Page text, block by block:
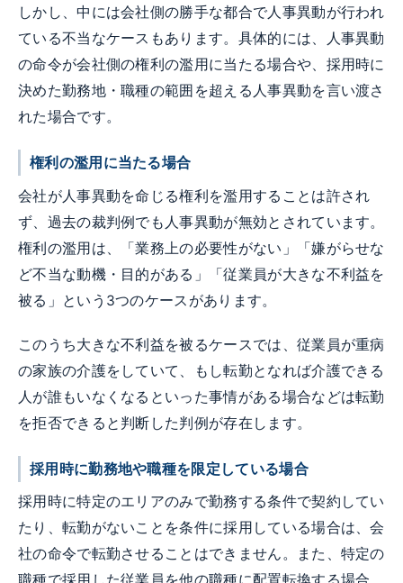
しかし、中には会社側の勝手な都合で人事異動が行われ
ている不当なケースもあります。具体的には、人事異動
の命令が会社側の権利の濫用に当たる場合や、採用時に
決めた勤務地・職種の範囲を超える人事異動を言い渡さ
れた場合です。
権利の濫用に当たる場合
会社が人事異動を命じる権利を濫用することは許され
ず、過去の裁判例でも人事異動が無効とされています。
権利の濫用は、「業務上の必要性がない」「嫌がらせな
ど不当な動機・目的がある」「従業員が大きな不利益を
被る」という3つのケースがあります。
このうち大きな不利益を被るケースでは、従業員が重病
の家族の介護をしていて、もし転勤となれば介護できる
人が誰もいなくなるといった事情がある場合などは転勤
を拒否できると判断した判例が存在します。
採用時に勤務地や職種を限定している場合
採用時に特定のエリアのみで勤務する条件で契約してい
たり、転勤がないことを条件に採用している場合は、会
社の命令で転勤させることはできません。また、特定の